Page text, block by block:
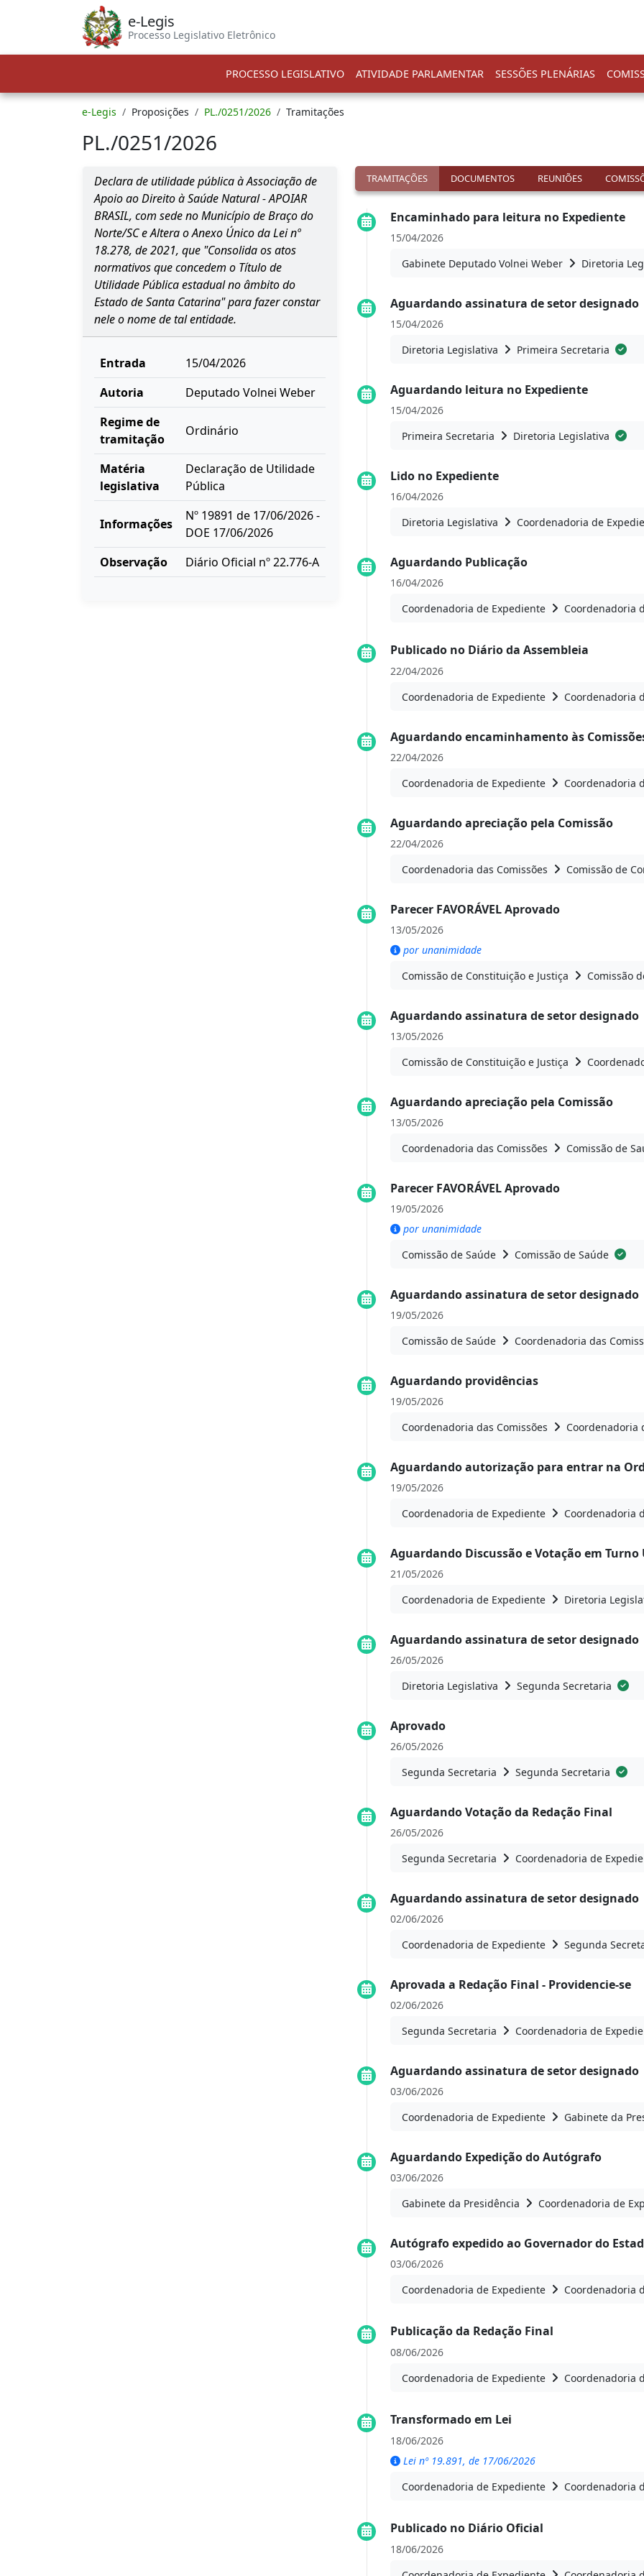
e-Legis
Processo Legislativo Eletrônico
PROCESSO LEGISLATIVO ATIVIDADE PARLAMENTAR SESSÕES PLENÁRIAS
e-Legis Proposições PL./0251/2026 Tramitações
PL./0251/2026
Declara de utilidade pública à Associação de
Apoio ao Direito à Saúde Natural - APOIAR
BRASIL, com sede no Município de Braço do
Norte/SC e Altera o Anexo Único da Lei nº
18.278, de 2021, que "Consolida os atos
normativos que concedem o Título de
Utilidade Pública estadual no âmbito do
Estado de Santa Catarina" para fazer constar
nele o nome de tal entidade.
Entrada
15/04/2026
Autoria
Deputado Volnei Weber
Regime de
tramitação
Ordinário
Matéria
legislativa
Declaração de Utilidade
Pública
Informações
Nº 19891 de 17/06/2026 -
DOE 17/06/2026
Observação
Diário Oficial nº 22.776-A
TRAMITAÇÕES DOCUMENTOS REUNIÕES
Encaminhado para leitura no Expediente
15/04/2026
Gabinete Deputado Volnei Weber
Diretoria
Aguardando assinatura de setor designado
15/04/2026
Diretoria Legislativa
Primeira Secretaria
Aguardando leitura no Expediente
15/04/2026
Primeira Secretaria
Diretoria Legislativa
Lido no Expediente
16/04/2026
Diretoria Legislativa
Coordenadoria de
Aguardando Publicação
16/04/2026
Coordenadoria de Expediente
Coordenadoria
Publicado no Diário da Assembleia
22/04/2026
Coordenadoria de Expediente
Coordenadoria
Aguardando encaminhamento às
22/04/2026
Coordenadoria de Expediente
Coordenadoria
Aguardando apreciação pela Comissão
22/04/2026
Coordenadoria das Comissões
Comissão de
Parecer FAVORÁVEL Aprovado
13/05/2026
por unanimidade
Comissão de Constituição e Justiça
Comissão
Aguardando assinatura de setor designado
13/05/2026
Comissão de Constituição e Justiça
Aguardando apreciação pela Comissão
13/05/2026
Coordenadoria das Comissões
Comissão de
Parecer FAVORÁVEL Aprovado
19/05/2026
por unanimidade
Comissão de Saúde
Comissão de Saúde
Aguardando assinatura de setor designado
19/05/2026
Comissão de Saúde
Coordenadoria das
Aguardando providências
19/05/2026
Coordenadoria das Comissões
Coordenadoria
Aguardando autorização para entrar na
19/05/2026
Coordenadoria de Expediente
Coordenadoria
Aguardando Discussão e Votação em Turno
21/05/2026
Coordenadoria de Expediente
Diretoria
Aguardando assinatura de setor designado
26/05/2026
Diretoria Legislativa
Segunda Secretaria
Aprovado
26/05/2026
Segunda Secretaria
Segunda Secretaria
Aguardando Votação da Redação Final
26/05/2026
Segunda Secretaria
Coordenadoria de
Aguardando assinatura de setor designado
02/06/2026
Coordenadoria de Expediente
Segunda
Aprovada a Redação Final - Providencie-se
02/06/2026
Segunda Secretaria
Coordenadoria de
Aguardando assinatura de setor designado
03/06/2026
Coordenadoria de Expediente
Gabinete da
Aguardando Expedição do Autógrafo
03/06/2026
Gabinete da Presidência
Coordenadoria de
Autógrafo expedido ao Governador do
03/06/2026
Coordenadoria de Expediente
Coordenadoria
Publicação da Redação Final
08/06/2026
Coordenadoria de Expediente
Coordenadoria
Transformado em Lei
18/06/2026
Lei nº 19.891, de 17/06/2026
Coordenadoria de Expediente
Coordenadoria
Publicado no Diário Oficial
18/06/2026